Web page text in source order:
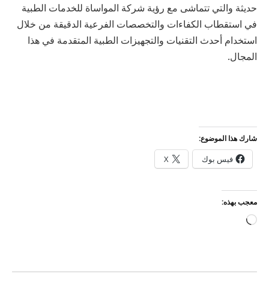
حديثة والتي تتماشى مع رؤية شركة المواساة للخدمات الطبية
في استقطاب الكفاءات والتخصصات الفرعية الدقيقة من خلال
استخدام أحدث التقنيات والتجهيزات الطبية المتقدمة في هذا
المجال.
شارك هذا الموضوع:
فيس بوك X
معجب بهذه:
جاري